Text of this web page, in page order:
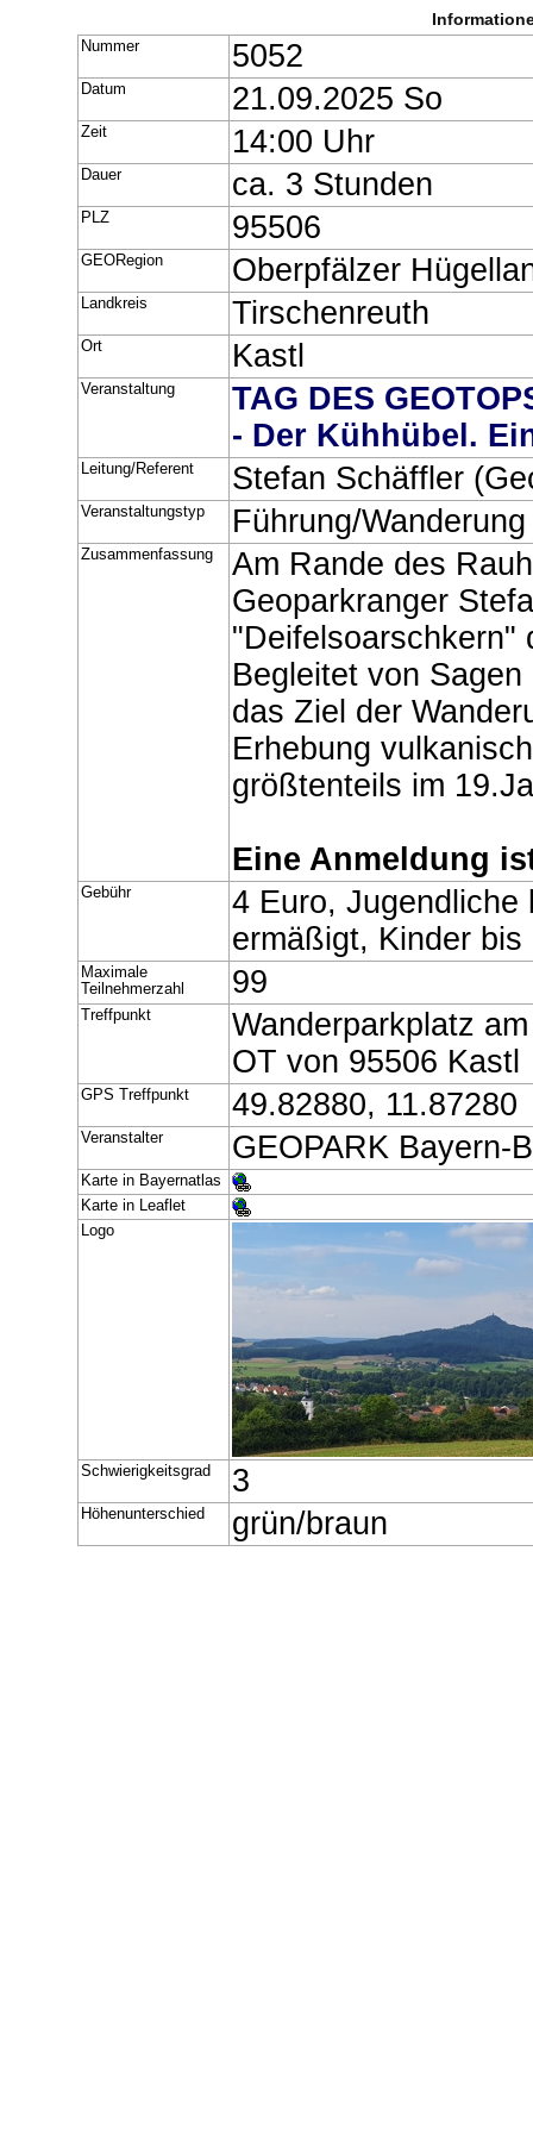
Nummer 5052
Datum 21.09.2025 So
Zeit 14:00 Uhr
Dauer ca. 3 Stunden
PLZ 95506
GEORegion Oberpfälzer
Landkreis Tirschenreuth
Ort Kastl
Veranstaltung
TAG DES
- Der Kühhübel.
Leitung/Referent Stefan Schäffler
Veranstaltungstyp Führung/Wanderung
Zusammenfassung
Am Rande des
Geoparkranger
"Deifelsoarschkern"
Begleitet von
das Ziel der
Erhebung
größtenteils im
Eine Anmeldung
Gebühr
4 Euro, Jugendliche
ermäßigt, Kinder
Maximale
Teilnehmerzahl
99
Treffpunkt
Wanderparkplatz
OT von 95506 Kastl
GPS Treffpunkt 49.82880, 11.87280
Veranstalter GEOPARK Bayern-
Karte in Bayernatlas
Karte in Leaflet
Logo
Schwierigkeitsgrad 3
Höhenunterschied grün/braun